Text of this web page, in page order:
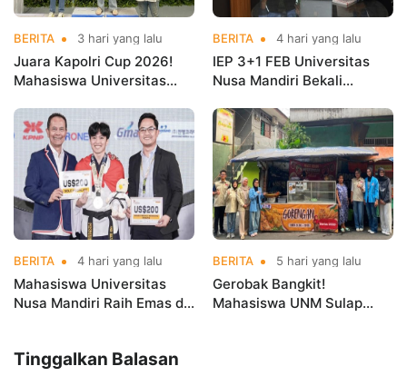
BERITA 3 hari yang lalu
Juara Kapolri Cup 2026!
Mahasiswa Universitas
Nama Kampus di Kejurnas
Taekwondo
BERITA 4 hari yang lalu
IEP 3+1 FEB Universitas
Nusa Mandiri Bekali
Kerja Sebelum Lulus
BERITA 4 hari yang lalu
Mahasiswa Universitas
Nusa Mandiri Raih Emas di
Championships 2026
BERITA 5 hari yang lalu
Gerobak Bangkit!
Mahasiswa UNM Sulap
Tinggalkan Balasan